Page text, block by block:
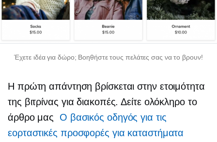
Έχετε ιδέα για δώρο; Βοηθήστε τους πελάτες σας να το βρουν!
Η πρώτη απάντηση βρίσκεται στην ετοιμότητα
της βιτρίνας για διακοπές. Δείτε ολόκληρο το
άρθρο μας
Ο βασικός οδηγός για τις
εορταστικές προσφορές για καταστήματα